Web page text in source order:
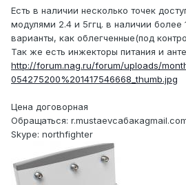
Есть в наличии несколько точек
модулями 2.4 и 5ггц. в наличии более
варианты, как облегченные(под
Так же есть инжекторы питания и
http://forum.nag.ru/forum/uploads/
054275200%201417546668_thumb.jpg
Цена договорная
Обращаться:
Skype: northfighter